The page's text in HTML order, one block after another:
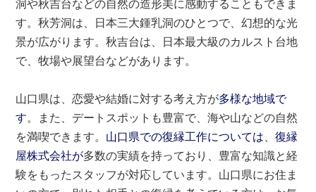
洞や秋吉台などの自然の造形美に感動することもできま
す。秋芳洞は、日本三大鍾乳洞のひとつで、幻想的な光
景が広がります。秋吉台は、日本最大級のカルスト台地
で、牧場や展望台などがあります。
山口県は、恋愛や結婚に対する考え方が多様な地域で
す。また、デートスポットも豊富で、海や山などの自然
を満喫できます。 山口県での復縁工作については 、復縁
屋株式会社が多数の実績を持っており、豊富な知識と経
験をもったスタッフが対応しています。山口県にお住ま